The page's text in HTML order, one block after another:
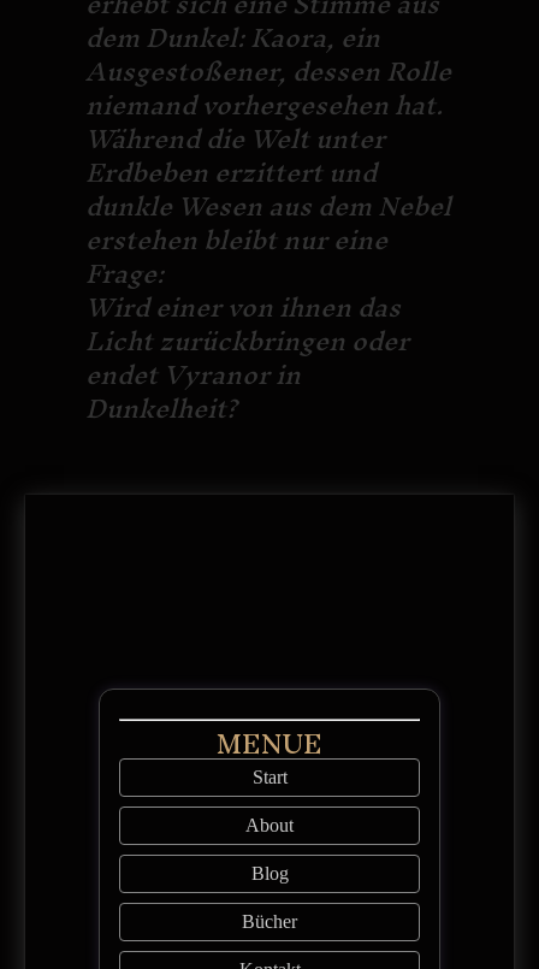
dem Dunkel: Kaora, ein
Ausgestoßener, dessen Rolle
niemand vorhergesehen hat.
Während die Welt unter
Erdbeben erzittert und
dunkle Wesen aus dem Nebel
erstehen bleibt nur eine
Frage:
Wird einer von ihnen das
Licht zurückbringen oder
endet Vyranor in
Dunkelheit?
MENUE
Start
About
Blog
Bücher